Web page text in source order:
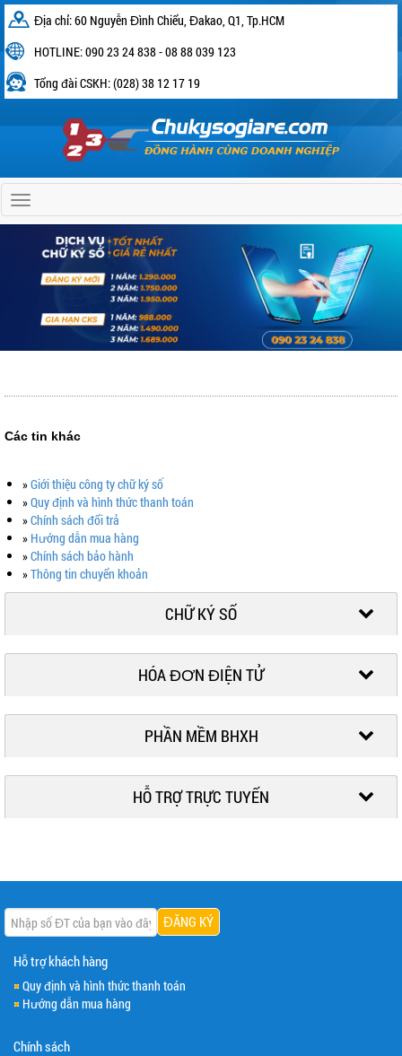
Địa chỉ: 60 Nguyễn Đình Chiểu, Đakao, Q1, Tp.HCM
HOTLINE: 090 23 24 838 - 08 88 039 123
Tổng đài CSKH: (028) 38 12 17 19
Các tin khác
»Giới thiệu công ty chữ ký số
»Quy định và hình thức thanh toán
»Chính sách đổi trả
» Hướng dẫn mua hàng
»Chính sách bảo hành
»Thông tin chuyển khoản
CHỮ KÝ SỐ
HÓA ĐƠN ĐIỆN TỬ
PHẦN MỀM BHXH
HỖ TRỢ TRỰC TUYẾN
Hỗ trợ khách hàng
Quy định và hình thức thanh toán
Hướng dẫn mua hàng
Chính sách